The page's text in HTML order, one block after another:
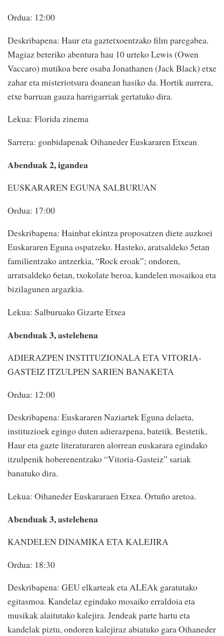
Ordua: 12:00
Deskribapena: Haur eta gaztetxoentzako film paregabea.
Magiaz beteriko abentura hau 10 urteko Lewis (Owen
Vaccaro) mutikoa bere osaba Jonathanen (Jack Black) etxe
zahar eta misteriotsura doanean hasiko da. Hortik aurrera,
etxe barruan gauza harrigarriak gertatuko dira.
Lekua: Florida zinema
Sarrera: gonbidapenak Oihaneder Euskararen Etxean
Abenduak 2, igandea
EUSKARAREN EGUNA SALBURUAN
Ordua: 17:00
Deskribapena: Hainbat ekintza proposatzen diete auzkoei
Euskararen Eguna ospatzeko. Hasteko, aratsaldeko 5etan
familientzako antzerkia, “Rock eroak”; ondoren,
arratsaldeko 6etan, txokolate beroa, kandelen mosaikoa eta
bizilagunen argazkia.
Lekua: Salburuako Gizarte Etxea
Abenduak 3, astelehena
ADIERAZPEN INSTITUZIONALA ETA VITORIA-
GASTEIZ ITZULPEN SARIEN BANAKETA
Ordua: 12:00
Deskribapena: Euskararen Naziartek Eguna delaeta,
instituzioek egingo duten adierazpena, batetik. Bestetik,
Haur eta gazte literaturaren alorrean euskarara egindako
itzulpenik hoberenentzako “Vitoria-Gasteiz” sariak
banatuko dira.
Lekua: Oihaneder Euskararaen Etxea. Ortuño aretoa.
Abenduak 3, astelehena
KANDELEN DINAMIKA ETA KALEJIRA
Ordua: 18:30
Deskribapena: GEU elkarteak eta ALEAk garatutako
egitasmoa. Kandelaz egindako mosaiko erraldoia eta
musikak alaitutako kalejira. Jendeak parte hartu eta
kandelak piztu, ondoren kalejiraz abiatuko gara Oihaneder